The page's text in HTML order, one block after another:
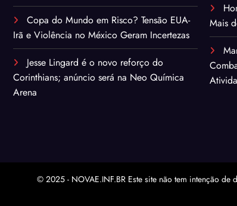
Copa do Mundo em Risco? Tensão EUA-
Irã e Violência no México Geram Incertezas
Jesse Lingard é o novo reforço do
Corinthians; anúncio será na Neo Química
Arena
Mais
© 2025 - NOVAE.INF.BR Este site não tem intenção